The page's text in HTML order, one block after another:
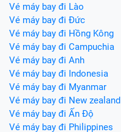
Vé máy bay đi Lào
Vé máy bay đi Đức
Vé máy bay đi Hồng Kông
Vé máy bay đi Campuchia
Vé máy bay đi Anh
Vé máy bay đi Indonesia
Vé máy bay đi Myanmar
Vé máy bay đi New zealand
Vé máy bay đi Ấn Độ
Vé máy bay đi Philippines